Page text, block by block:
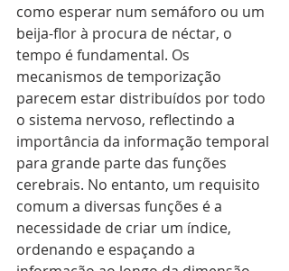
como esperar num semáforo ou um
beija-flor à procura de néctar, o
tempo é fundamental. Os
mecanismos de temporização
parecem estar distribuídos por todo
o sistema nervoso, reflectindo a
importância da informação temporal
para grande parte das funções
cerebrais. No entanto, um requisito
comum a diversas funções é a
necessidade de criar um índice,
ordenando e espaçando a